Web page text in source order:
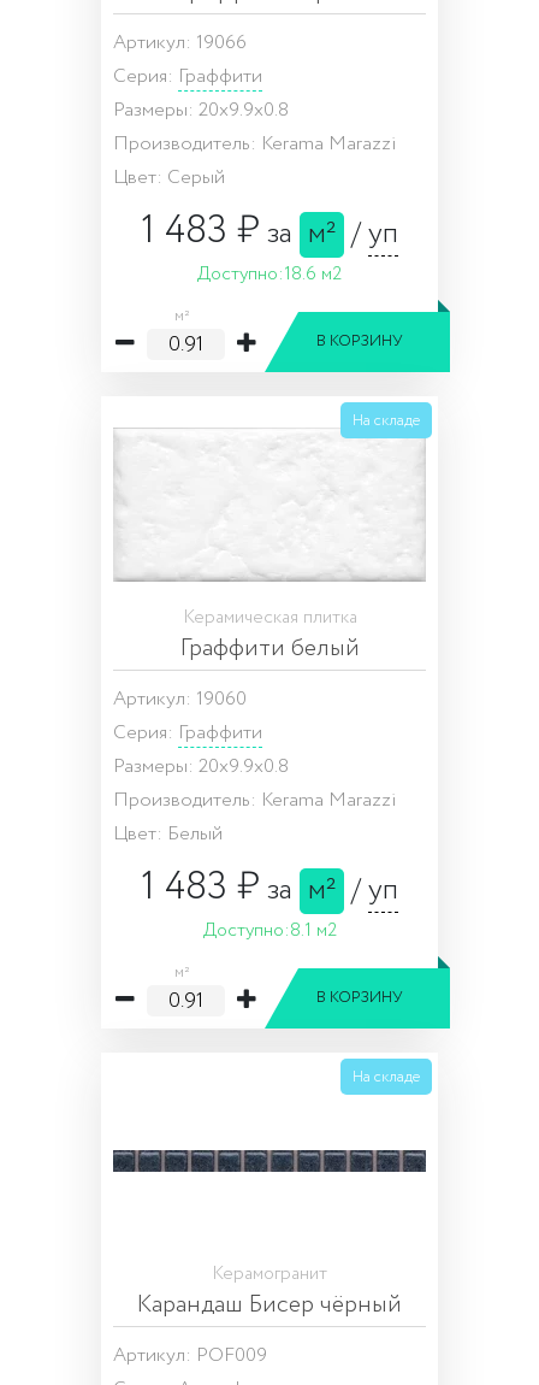
Артикул: 19066
Серия: Граффити
Размеры: 20x9.9x0.8
Производитель: Kerama Marazzi
Цвет: Серый
1 483 ₽за м² /уп
Доступно:18.6 м2
м²
В КОРЗИНУ
На складе
Керамическая плитка
Граффити белый
Артикул: 19060
Серия: Граффити
Размеры: 20x9.9x0.8
Производитель: Kerama Marazzi
Цвет: Белый
1 483 ₽за м² /уп
Доступно:8.1 м2
м²
В КОРЗИНУ
На складе
Керамогранит
Карандаш Бисер чёрный
Артикул: POF009